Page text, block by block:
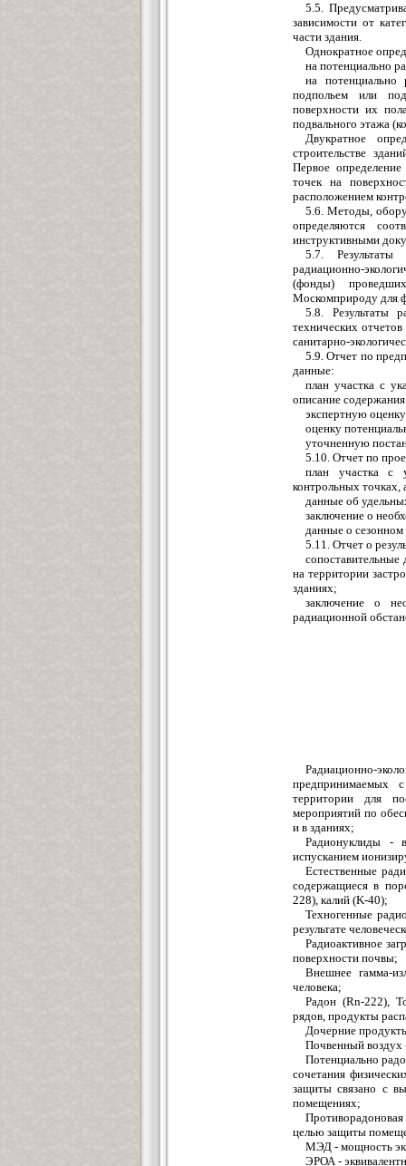
5.5.
зависимости от
части здания.
Однократное
на потенциально
на потенциально
подпольем или
поверхности их
подвального этажа
Двукратное
строительстве
Первое
точек на
расположением
5.6. Методы,
определяются
инструктивными
5.7. Результаты
радиационно-
(фонды)
Москомприроду для
5.8. Результаты
технических
санитарно-
5.9. Отчет по
данные:
план участка с
описание
экспертную
оценку
уточненную
5.10. Отчет по
план участка с
контрольных точках,
данные об
заключение о
данные о сезонном
5.11. Отчет о
на территории
зданиях;
заключение о
радиационной
Радиационно-
предпринимаемых
территории для
мероприятий по
и в зданиях;
Радионуклиды -
испусканием
Естественные
содержащиеся в
228), калий (K-40);
Техногенные
результате
Радиоактивное
поверхности почвы;
Внешнее гамма-
человека;
Радон (Rn-222),
рядов, продукты
Дочерние
Почвенный воздух
Потенциально
сочетания
защиты связано с
помещениях;
целью защиты
МЭД - мощность
ЭРОА -